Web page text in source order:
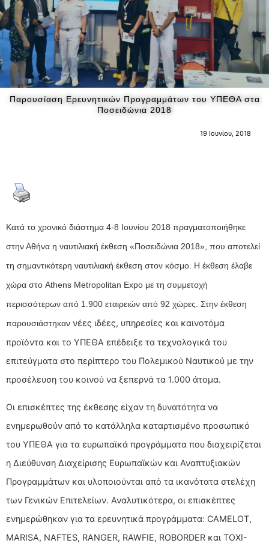
Παρουσίαση Ερευνητικών Προγραμμάτων του ΥΠΕΘΑ στα
Ποσειδώνια 2018
19 Ιουνίου, 2018
Κατά το χρονικό διάστημα 4-8 Ιουνίου 2018 πραγματοποιήθηκε
στην Αθήνα η ναυτιλιακή έκθεση «Ποσειδώνια 2018», που αποτελεί
τη σημαντικότερη ναυτιλιακή έκθεση στον κόσμο. Η έκθεση έλαβε
χώρα στο Athens Metropolitan Expo με τη συμμετοχή
περισσότερων από 1.900 εταιρειών από 92 χώρες. Στην έκθεση
παρουσιάστηκαν νέες ιδέες, υπηρεσίες και καινοτόμα
προϊόντα και το ΥΠΕΘΑ επέδειξε τα τεχνολογικά του
επιτεύγματα στο περίπτερο του Πολεμικού Ναυτικού με την
προσέλευση του κοινού να ξεπερνά τα 1.000 άτομα.
Οι επισκέπτες της έκθεσης είχαν τη δυνατότητα να
ενημερωθούν από το κατάλληλα καταρτισμένο προσωπικό
του ΥΠΕΘΑ για τα ευρωπαϊκά προγράμματα που διαχειρίζεται
η Διεύθυνση Διαχείρισης Ευρωπαϊκών και Αναπτυξιακών
Προγραμμάτων και υλοποιούνται από τα ικανότατα στελέχη
των Γενικών Επιτελείων. Αναλυτικότερα, οι επισκέπτες
ενημερώθηκαν για τα ερευνητικά προγράμματα: CAMELOT,
MARISA, NAFTES, RANGER, RAWFIE, ROBORDER και TOXI-